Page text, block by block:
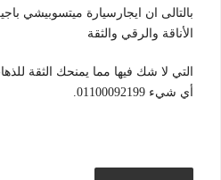
الأناقة والرقي والثقة
التي لا شك فيها مما يمنحك الثقة
أي شيء 01100092199.